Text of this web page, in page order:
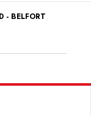
- BELFORT